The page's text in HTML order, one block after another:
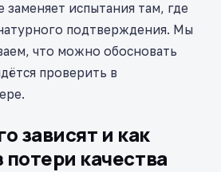
заменяет испытания там, где
подтверждения. Мы
что можно обосновать
проверить в
зависят и как
потери качества